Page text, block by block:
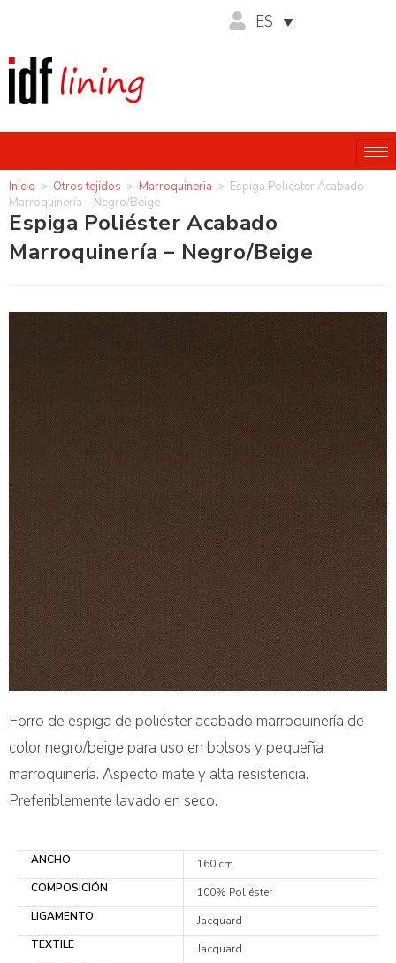
ES
Inicio > Otros tejidos > Marroquineria > Espiga Poliéster Acabado
Marroquinería – Negro/Beige
Espiga Poliéster Acabado
Marroquinería – Negro/Beige
Forro de espiga de poliéster acabado marroquinería de
color negro/beige para uso en bolsos y pequeña
marroquinería. Aspecto mate y alta resistencia.
Preferiblemente lavado en seco.
ANCHO
160 cm
COMPOSICIÓN
100% Poliéster
LIGAMENTO
Jacquard
TEXTILE
Jacquard